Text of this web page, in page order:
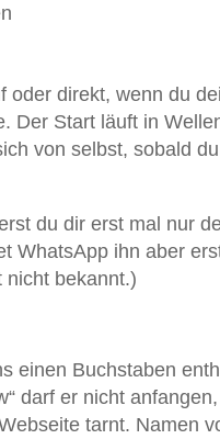
oder direkt, wenn du
Der Start läuft in
von selbst, sobald
du dir erst mal nur
WhatsApp ihn aber
nicht bekannt.)
einen Buchstaben
darf er nicht
tarnt. Namen